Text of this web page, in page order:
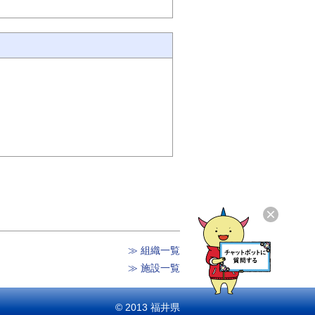
≫ 組織一覧
≫ 施設一覧
© 2013 福井県